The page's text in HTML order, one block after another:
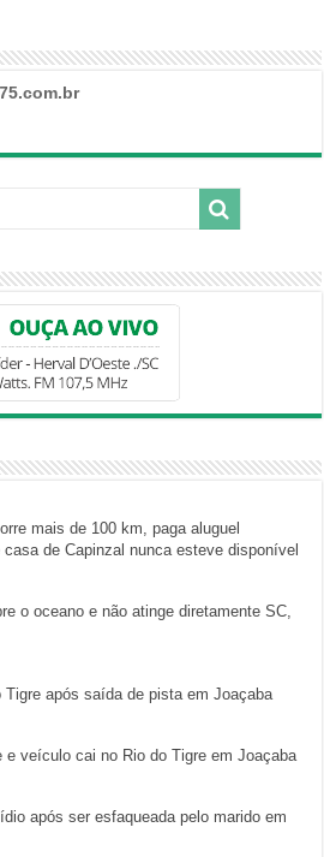
mais de 100 km, paga aluguel
de Capinzal nunca esteve disponível
o oceano e não atinge diretamente SC,
Tigre após saída de pista em Joaçaba
e veículo cai no Rio do Tigre em Joaçaba
após ser esfaqueada pelo marido em